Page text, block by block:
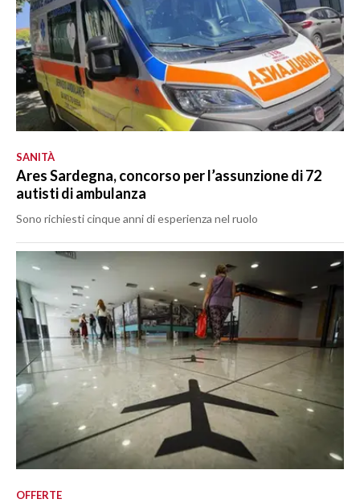
SANITÀ
Ares Sardegna, concorso per l’assunzione di 72
autisti di ambulanza
Sono richiesti cinque anni di esperienza nel ruolo
OFFERTE